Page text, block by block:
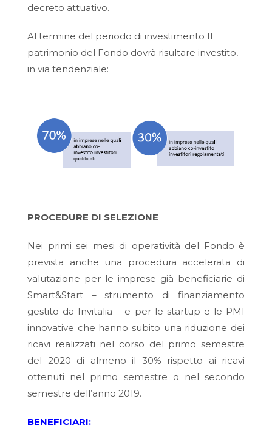
decreto attuativo.
Al termine del periodo di investimento Il
patrimonio del Fondo dovrà risultare investito,
in via tendenziale:
PROCEDURE DI SELEZIONE
Nei primi sei mesi di operatività del Fondo è
prevista anche una procedura accelerata di
valutazione per le imprese già beneficiarie di
Smart&Start – strumento di finanziamento
gestito da Invitalia – e per le startup e le PMI
innovative che hanno subito una riduzione dei
ricavi realizzati nel corso del primo semestre
del 2020 di almeno il 30% rispetto ai ricavi
ottenuti nel primo semestre o nel secondo
semestre dell’anno 2019.
BENEFICIARI: